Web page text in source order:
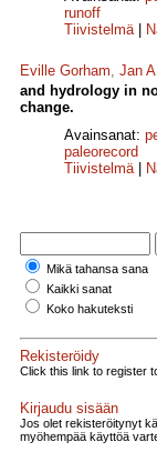
runoff
Tiivistelmä|
Eville Gorham, Jan
and hydrology in
change.
Avainsanat:
paleorecord
Tiivistelmä|
Mikä tahansa sana
Kaikki sanat
Koko hakuteksti
Rekisteröidy
Click this link to register
Kirjaudu sisään
Jos olet rekisteröitynyt
myöhempää käyttöä